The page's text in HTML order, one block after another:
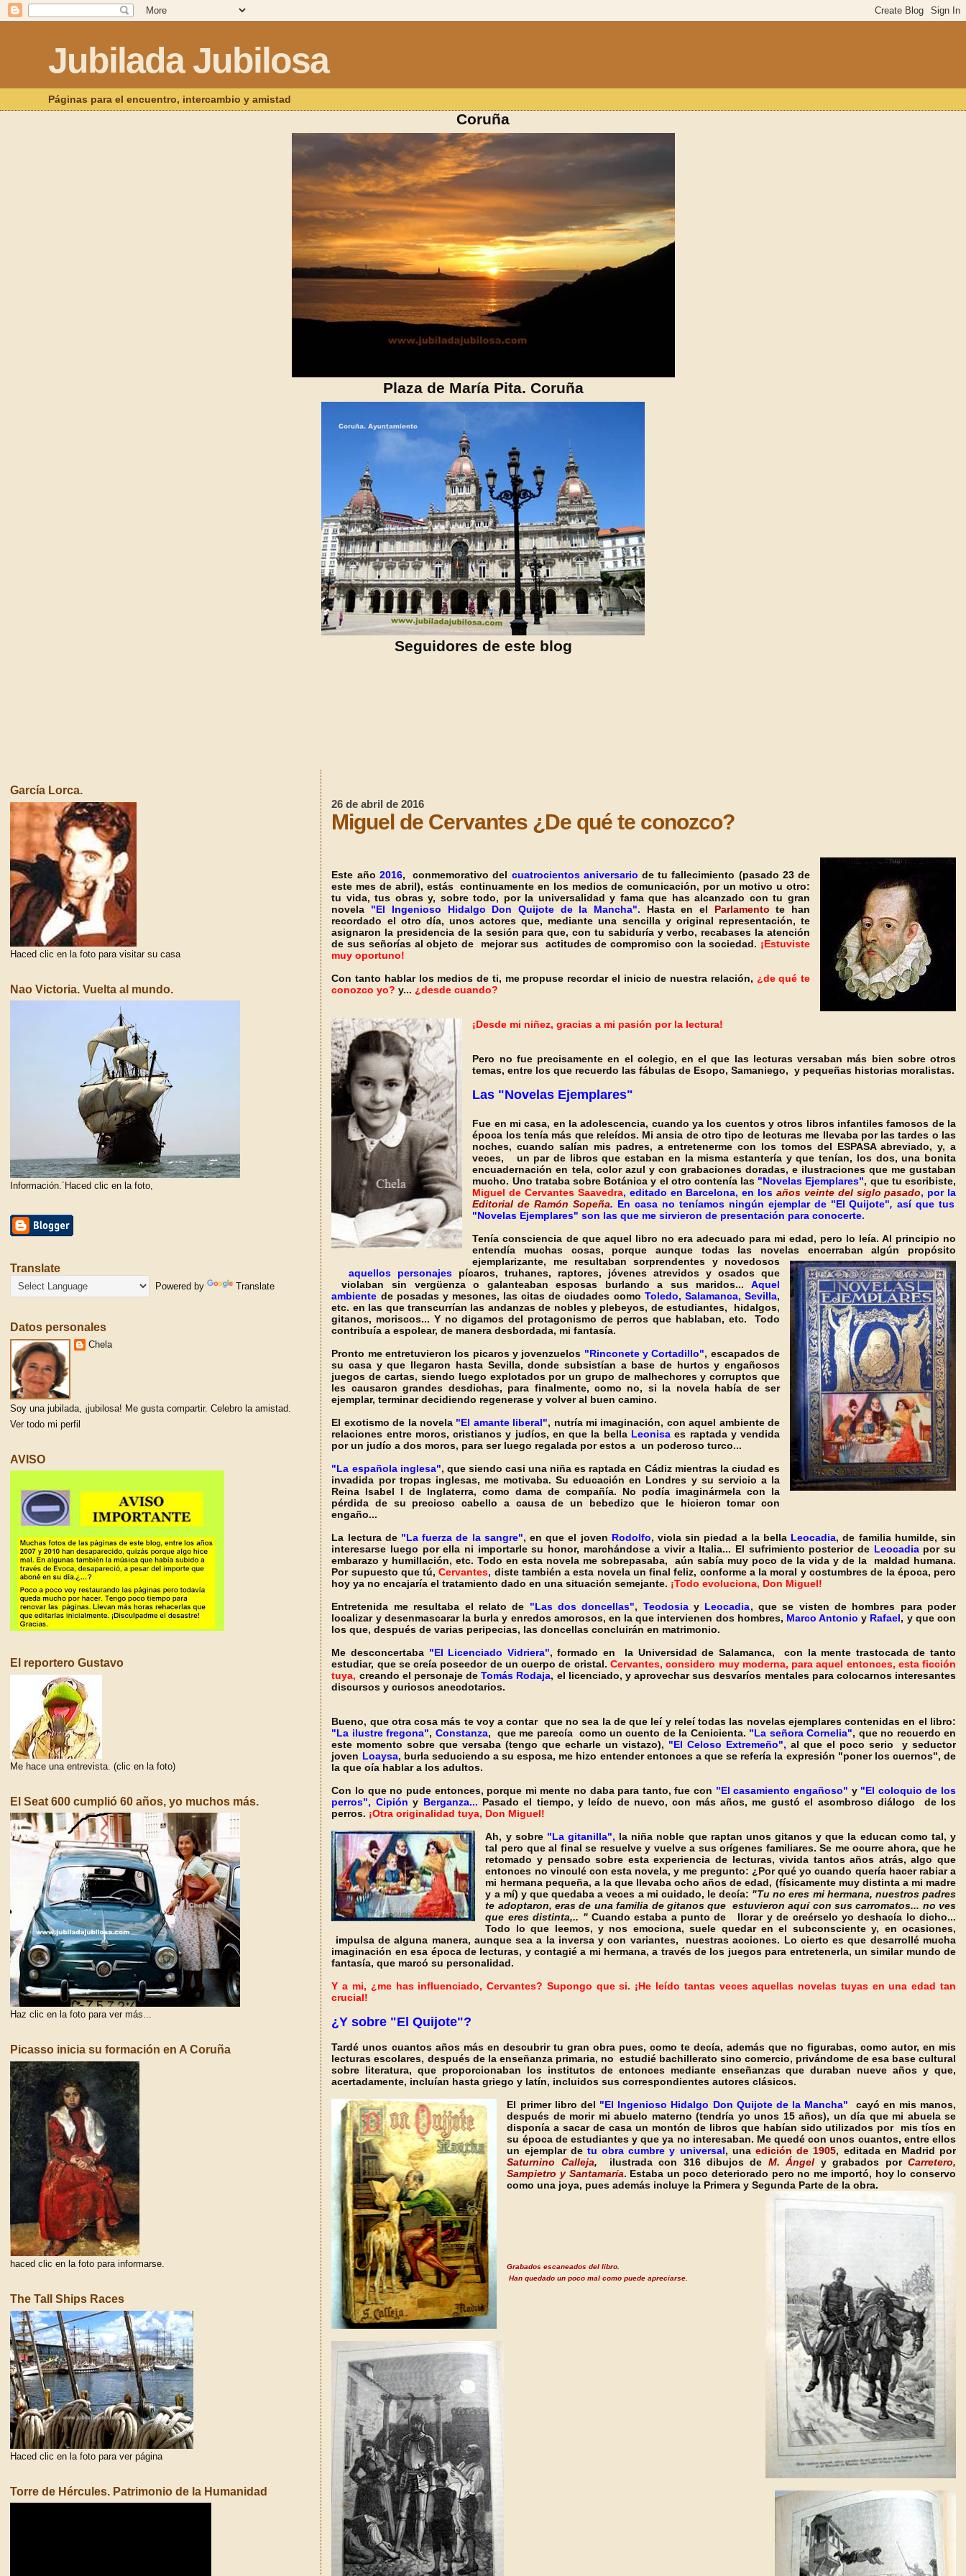
Jubilada Jubilosa
Páginas para el encuentro, intercambio y amistad
Coruña
Plaza de María Pita. Coruña
Seguidores de este blog
26 de abril de 2016
Miguel de Cervantes ¿De qué te conozco?
Este año 2016, conmemorativo del cuatrocientos aniversario de tu fallecimiento (pasado 23 de
este mes de abril), estás continuamente en los medios de comunicación, por un motivo u otro:
tu vida, tus obras y, sobre todo, por la universalidad y fama que has alcanzado con tu gran
novela "El Ingenioso Hidalgo Don Quijote de la Mancha". Hasta en el Parlamento te han
recordado el otro día, unos actores que, mediante una sencilla y original representación, te
asignaron la presidencia de la sesión para que, con tu sabiduría y verbo, recabases la atención
de sus señorías al objeto de mejorar sus actitudes de compromiso con la sociedad. ¡Estuviste
muy oportuno!
Con tanto hablar los medios de ti, me propuse recordar el inicio de nuestra relación, ¿de qué te
conozco yo?y... ¿desde cuando?
¡Desde mi niñez, gracias a mi pasión por la lectura!
Pero no fue precisamente en el colegio, en el que las lecturas versaban más bien sobre otros
temas, entre los que recuerdo las fábulas de Esopo, Samaniego, y pequeñas historias moralistas.
Las "Novelas Ejemplares"
Fue en mi casa, en la adolescencia, cuando ya los cuentosy otros libros infantiles famosos de la
época los tenía más que releídos. Mi ansia de otro tipo de lecturas me llevaba por las tardes o las
noches, cuando salían mis padres, a entretenerme con los tomos del ESPASA abreviado, y, a
veces, un par de libros que estaban en la misma estantería y que tenían, los dos, una bonita
encuadernación en tela, color azul y con grabaciones doradas, e ilustraciones que me gustaban
mucho. Uno trataba sobre Botánica y el otro contenía las "Novelas Ejemplares", que tu escribiste,
Miguel de Cervantes Saavedra, editado en Barcelona, en los años veinte del siglo pasado, por la
Editorial de Ramón Sopeña. En casa no teníamos ningún ejemplar de "El Quijote",así que tus
"Novelas Ejemplares" son las que me sirvieron de presentación para conocerte.
Tenía consciencia de que aquel libro no era adecuado para mi edad, pero lo leía. Al principio no
entendía muchas cosas, porque aunque todas las novelas encerraban algún propósito
ejemplarizante, me resultaban sorprendentes y novedosos
aquellos personajespícaros, truhanes, raptores, jóvenes atrevidos y osados que
violaban sin vergüenza o galanteaban esposas burlando a sus maridos... Aquel
ambiente de posadas y mesones, las citas de ciudades como Toledo, Salamanca, Sevilla,
etc. en las que transcurrían las andanzas de nobles y plebeyos, de estudiantes, hidalgos,
gitanos, moriscos... Y no digamos del protagonismo de perros que hablaban, etc. Todo
contribuía a espolear, de manera desbordada, mi fantasía.
Pronto me entretuvieron los picaros y jovenzuelos "Rinconete y Cortadillo", escapados de
su casa y que llegaron hasta Sevilla, donde subsistían a base de hurtos y engañosos
juegos de cartas, siendo luego explotados por un grupo de malhechores y corruptos que
les causaron grandes desdichas, para finalmente, como no, si la novela había de ser
ejemplar, terminar decidiendo regenerase y volver al buen camino.
El exotismo de la novela "El amante liberal", nutría mi imaginación, con aquel ambiente de
relaciones entre moros, cristianos y judíos, en que la bella Leonisaes raptada y vendida
por un judío a dos moros, para ser luego regalada por estos a un poderoso turco...
"La española inglesa", que siendo casi una niña es raptada en Cádiz mientras la ciudad es
invadida por tropas inglesas, me motivaba. Su educación en Londres y su servicio a la
Reina Isabel I de Inglaterra, como dama de compañía. No podía imaginármela con la
pérdida de su precioso cabello a causa de un bebedizo que le hicieron tomar con
engaño...
La lectura de "La fuerza de la sangre", en que el joven Rodolfo, viola sin piedad a la bella Leocadia, de familia humilde, sin
interesarse luego por ella ni importarle su honor, marchándose a vivir a Italia... El sufrimiento posterior de Leocadiapor su
embarazo y humillación, etc. Todo en esta novela me sobrepasaba, aún sabía muy poco de la vida y de la maldad humana.
Por supuesto que tú,Cervantes, diste también a esta novela un final feliz, conforme a la moral y costumbres de la época, pero
hoy ya no encajaría el tratamiento dado en una situación semejante. ¡Todo evoluciona, Don Miguel!
Entretenida me resultaba el relato de "Las dos doncellas", Teodosiay Leocadia, que se visten de hombres para poder
localizar y desenmascarar la burla y enredos amorosos, en la que intervienen dos hombres, Marco Antonioy Rafael, y que con
los que, después de varias peripecias, las doncellas concluirán en matrimonio.
Me desconcertaba "El Licenciado Vidriera", formado en la Universidad de Salamanca,
con la mente trastocada de tanto
estudiar, que se creía poseedor de un cuerpo de cristal. Cervantes, considero muy moderna, para aquel entonces, esta ficción
tuya, creando el personaje deTomás Rodaja, el licenciado, y aprovechar sus desvaríos mentales para colocarnos interesantes
discursos y curiosos anecdotarios.
Bueno, que otra cosa más te voy a contar que no sea la de que leí y releí todas las novelas ejemplares contenidas en el libro:
"La ilustre fregona", Constanza, que me parecía como un cuento de la Cenicienta. "La señora Cornelia", que no recuerdo en
este momento sobre que versaba (tengo que echarle un vistazo), "El Celoso Extremeño", al que el poco serio y seductor
joven Loaysa, burla seduciendo a su esposa, me hizo entender entonces a que se refería la expresión "poner los cuernos", de
la que oía hablar a los adultos.
Con lo que no pude entonces, porque mi mente no daba para tanto, fue con "El casamiento engañoso" y "El coloquio de los
perros", Cipióny Berganza... Pasado el tiempo, y leído de nuevo, con más años, me gustó el asombroso diálogo de los
perros. ¡Otra originalidad tuya, Don Miguel!
Ah, y sobre "La gitanilla", la niña noble que raptan unos gitanos y que la educan como tal, y
tal pero que al final se resuelve y vuelve a sus orígenes familiares. Se me ocurre ahora, que he
retomado y pensado sobre esta experiencia de lecturas, vivida tantos años atrás, algo que
entonces no vinculé con esta novela, y me pregunto: ¿Por qué yo cuando quería hacer rabiar a
mi hermana pequeña, a la que llevaba ocho años de edad, (físicamente muy distinta a mi madre
y a mí) y que quedaba a veces a mi cuidado, le decía: "Tu no eres mi hermana, nuestros padres
te adoptaron, eras de una familia de gitanos que estuvieron aquí con sus carromatos... no ves
que eres distinta,.. " Cuando estaba a punto de llorar y de creérselo yo deshacía lo dicho...
Todo lo que leemos, y nos emociona, suele quedar en el subconsciente y, en ocasiones,
impulsa de alguna manera, aunque sea a la inversa y con variantes, nuestras acciones. Lo cierto es que desarrollé mucha
imaginación en esa época de lecturas, y contagié a mi hermana, a través de los juegos para entretenerla, un similar mundo de
fantasía, que marcó su personalidad.
Y a mi, ¿me has influenciado, Cervantes? Supongo que si. ¡He leído tantas veces aquellas novelas tuyas en una edad tan
crucial!
¿Y sobre "El Quijote"?
Tardé unos cuantos años más en descubrir tu gran obra pues, como te decía, además que no figurabas, como autor, en mis
lecturas escolares, después de la enseñanza primaria, no estudié bachillerato sino comercio, privándome de esa base cultural
sobre literatura, que proporcionaban los institutos de entonces mediante enseñanzas que duraban nueve años y que,
acertadamente, incluían hasta griego y latín, incluidos sus correspondientes autores clásicos.
El primer libro del "El Ingenioso Hidalgo Don Quijote de la Mancha" cayó en mis manos,
después de morir mi abuelo materno (tendría yo unos 15 años), un día que mi abuela se
disponía a sacar de casa un montón de libros que habían sido utilizados por mis tíos en
su época de estudiantes y que ya no interesaban. Me quedé con unos cuantos, entre ellos
un ejemplar de tu obra cumbre y universal, una edición de 1905, editada en Madrid por
Saturnino Calleja, ilustrada con 316 dibujos de M. Ángel y grabados porCarretero,
Sampietro y Santamaría. Estaba un poco deteriorado pero no me importó, hoy lo conservo
como una joya, pues además incluye la Primera y Segunda Parte de la obra.
Grabados escaneados del libro.
Han quedado un poco mal como puede apreciarse.
García Lorca.
Haced clic en la foto para visitar su casa
Nao Victoria. Vuelta al mundo.
Información.´Haced clic en la foto,
Translate
Powered by Translate
Datos personales
Chela
Soy una jubilada, ¡jubilosa! Me gusta compartir. Celebro la amistad.
Ver todo mi perfil
AVISO
El reportero Gustavo
Me hace una entrevista. (clic en la foto)
El Seat 600 cumplió 60 años, yo muchos más.
Haz clic en la foto para ver más...
Picasso inicia su formación en A Coruña
haced clic en la foto para informarse.
The Tall Ships Races
Haced clic en la foto para ver página
Torre de Hércules. Patrimonio de la Humanidad